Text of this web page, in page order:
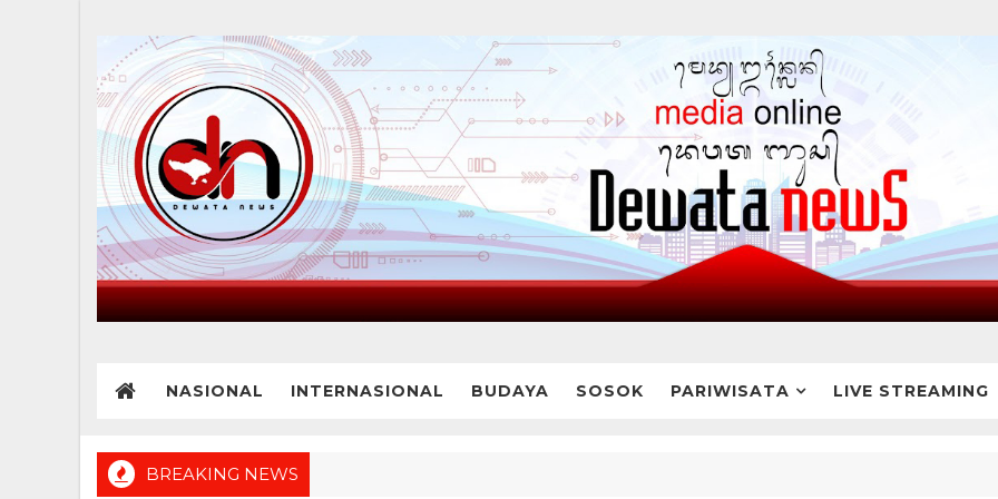
NASIONAL INTERNASIONAL BUDAYA SOSOK PARIWISATA LIVE STREAMING
BREAKING NEWS